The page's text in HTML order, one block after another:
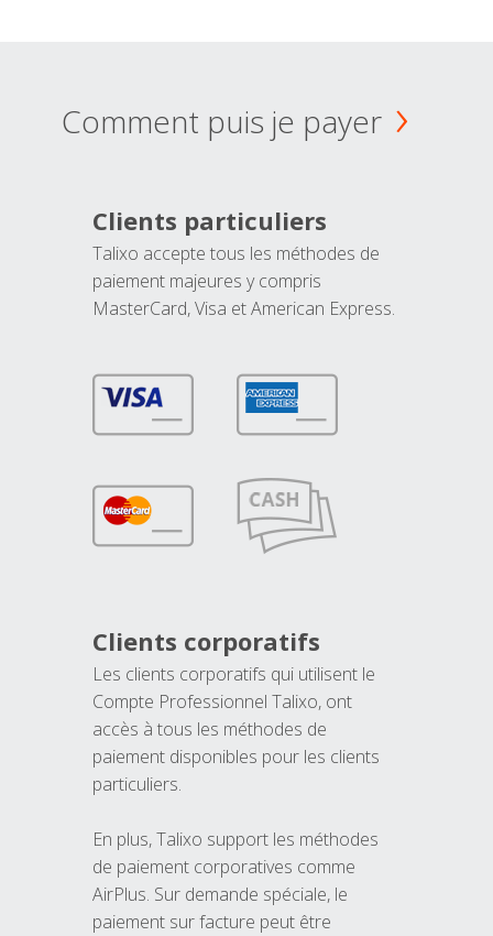
Comment puis je payer
Clients particuliers
Talixo accepte tous les méthodes de
paiement majeures y compris
MasterCard, Visa et American Express.
Clients corporatifs
Les clients corporatifs qui utilisent le
Compte Professionnel Talixo, ont
accès à tous les méthodes de
paiement disponibles pour les clients
particuliers.
En plus, Talixo support les méthodes
de paiement corporatives comme
AirPlus. Sur demande spéciale, le
paiement sur facture peut être